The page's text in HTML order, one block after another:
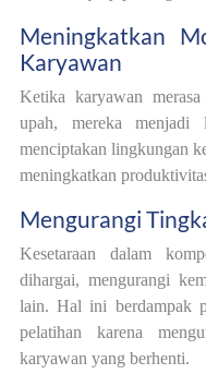
Meningkatkan
Karyawan
Ketika karyawan
upah, mereka menjadi
menciptakan lingkungan
meningkatkan
Mengurangi
Kesetaraan dalam
dihargai, mengurangi
lain. Hal ini berdampak
pelatihan karena
karyawan yang berhenti.